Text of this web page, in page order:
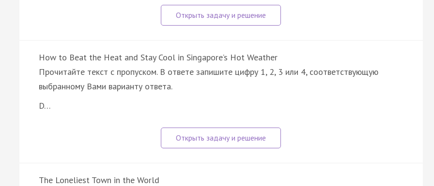
How to Beat the Heat and Stay Cool in Singapore’s Hot Weather
Прочитайте текст с пропуском. В ответе запишите цифру 1, 2, 3 или 4, соответствующую
выбранному Вами варианту ответа.
D…
The Loneliest Town in the World